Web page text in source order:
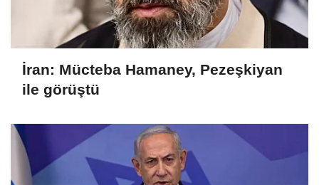
İran: Mücteba Hamaney, Pezeşkiyan
ile görüştü